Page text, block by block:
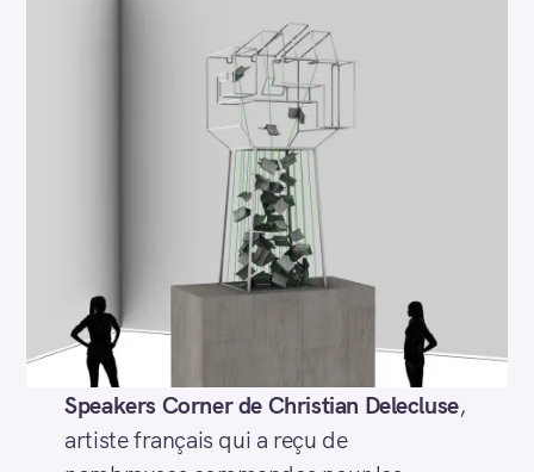
Speakers Corner de Christian Delecluse,
artiste français qui a reçu de